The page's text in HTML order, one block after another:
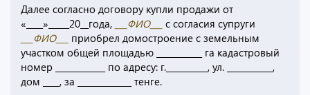
Далее согласно договору купли продажи от
«____»_____20__года,
___ФИО___ с согласия супруги
___ФИО___ приобрел домостроение с земельным
участком общей площадью ___________ га кадастровый
номер ____________ по адресу: г.__________, ул. ___________,
дом ____, за _____________ тенге.